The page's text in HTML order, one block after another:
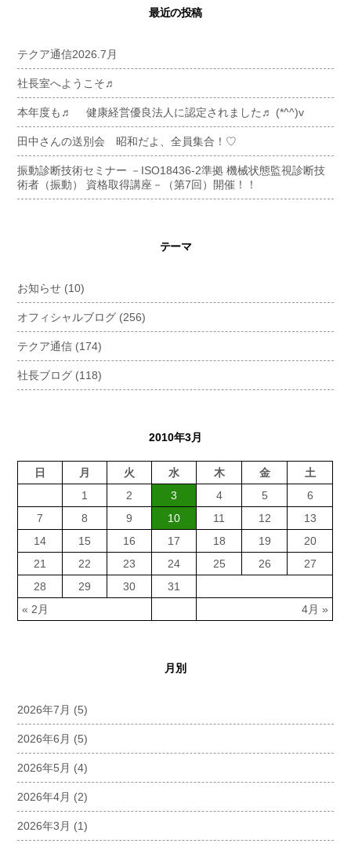
最近の投稿
テクア通信2026.7月
社長室へようこそ♬
本年度も♬ 健康経営優良法人に認定されました♬ (*^^)v
田中さんの送別会 昭和だよ、全員集合！♡
振動診断技術セミナー －ISO18436-2準拠 機械状態監視診断技
術者（振動） 資格取得講座－（第7回）開催！！
テーマ
お知らせ (10)
オフィシャルブログ (256)
テクア通信 (174)
社長ブログ (118)
2010年3月
日 月 火 水 木 金 土
« 2月 4月 »
1 2 3 4 5
6
7
8 9 10 11 12
13
14
15 16 17 18 19
20
21
22 23 24 25 26
27
28
29 30 31
月別
2026年7月 (5)
2026年6月 (5)
2026年5月 (4)
2026年4月 (2)
2026年3月 (1)